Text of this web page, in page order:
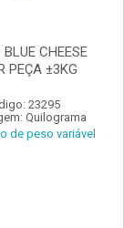
BLUE CHEESE
PEÇA ±3KG
23295
Quilograma
de peso variável